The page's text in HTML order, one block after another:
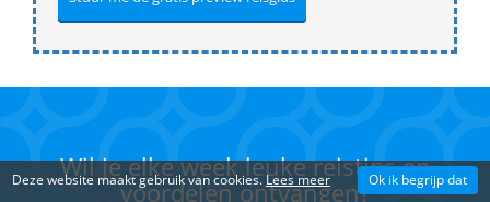
Wil je elke week leuke reistips en
voordelen ontvangen?
Deze website maakt gebruik van cookies.Lees meer Ok ik begrijp dat